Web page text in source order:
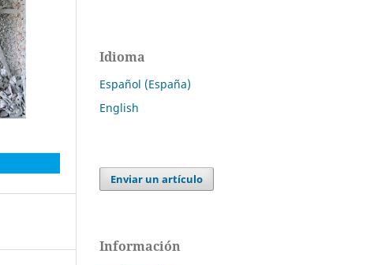
Idioma
Español (España)
English
Enviar un artículo
Información